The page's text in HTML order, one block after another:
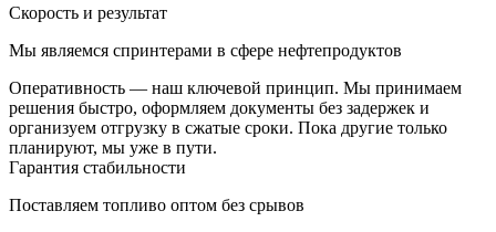
Скорость и результат
Мы являемся спринтерами в сфере нефтепродуктов
Оперативность — наш ключевой принцип. Мы принимаем
решения быстро, оформляем документы без задержек и
организуем отгрузку в сжатые сроки. Пока другие только
планируют, мы уже в пути.
Гарантия стабильности
Поставляем топливо оптом без срывов